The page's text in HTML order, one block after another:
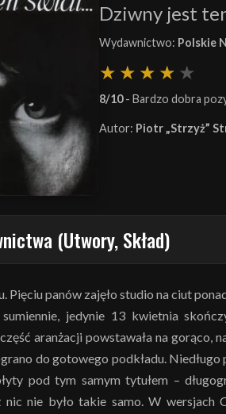
Dziwny jest
Wydawnictwo: Polskie
8/10- Bardzo dobra
Autor: Piotr „Strzyż”
(Utwory, Skład)
Pięciu panów zajęło studio na ciut
jedynie 13 kwietnia
aranżacji powstawała na gorąco,
do gotowego podkładu. Niedługo
pod tym samym tytułem –
nie było takie samo. W wersjach